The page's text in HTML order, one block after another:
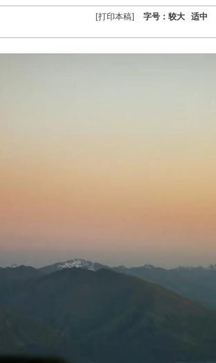
[打印本稿] 字号： 较大 适中